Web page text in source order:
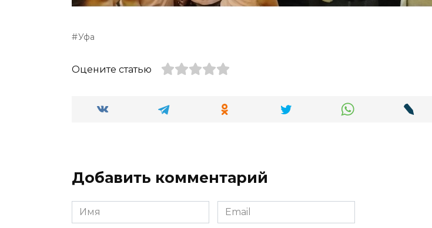
Уфа
Оцените статью
Добавить комментарий
Имя
*
Email
*